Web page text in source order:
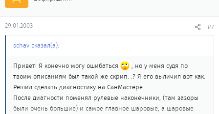
29.01.2003 #7
schav сказал(а):
Привет! Я конечно могу ошибаться
, но у меня судя по
твоим описаниям был такой же скрип. :? Я его выличил вот как.
Решил сделать диагностику на СанМастере.
После диагности поменял рулевые наконечники, (там зазоры
были очень большие) и самое главное шаровые, а шаровые